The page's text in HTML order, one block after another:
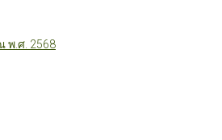
พ.ศ. 2568